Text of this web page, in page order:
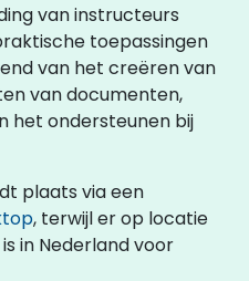
van instructeurs
toepassingen
van het creëren van
van documenten,
het ondersteunen bij
plaats via een
, terwijl er op locatie
in Nederland voor